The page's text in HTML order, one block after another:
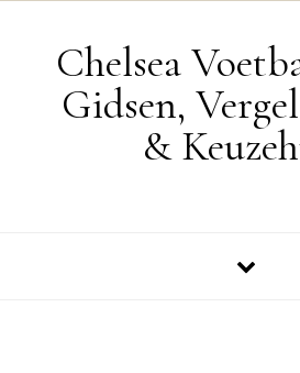
Chelsea
Gidsen,
&